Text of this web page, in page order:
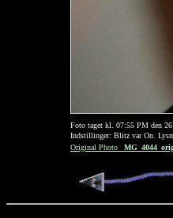
Foto taget kl. 07:55 PM den 26
Indstillinger: Blitz var On.
Original Photo